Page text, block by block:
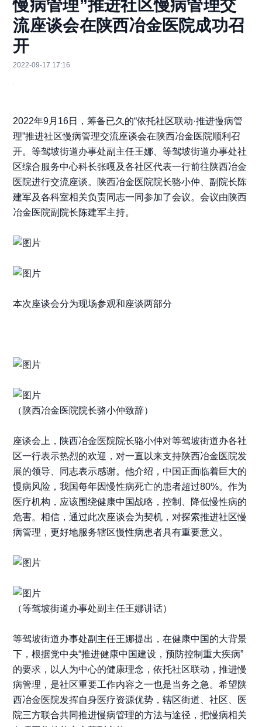
慢病管理”推进社区慢病管理交
流座谈会在陕西冶金医院成功召
开
2022-09-17 17:16
2022年9月16日，筹备已久的“依托社区联动·推进慢病管
理”推进社区慢病管理交流座谈会在陕西冶金医院顺利召
开。等驾坡街道办事处副主任王娜、等驾坡街道办事处社
区综合服务中心科长张嘎及各社区代表一行前往陕西冶金
医院进行交流座谈。陕西冶金医院院长骆小仲、副院长陈
建军及各科室相关负责同志一同参加了会议。会议由陕西
冶金医院副院长陈建军主持。
本次座谈会分为现场参观和座谈两部分
（陕西冶金医院院长骆小仲致辞）
座谈会上，陕西冶金医院院长骆小仲对等驾坡街道办各社
区一行表示热烈的欢迎，对一直以来支持陕西冶金医院发
展的领导、同志表示感谢。他介绍，中国正面临着巨大的
慢病风险，我国每年因慢性病死亡的患者超过80%。作为
医疗机构，应该围绕健康中国战略，控制、降低慢性病的
危害。相信，通过此次座谈会为契机，对探索推进社区慢
病管理，更好地服务辖区慢性病患者具有重要意义。
（等驾坡街道办事处副主任王娜讲话）
等驾坡街道办事处副主任王娜提出，在健康中国的大背景
下，根据党中央“推进健康中国建设，预防控制重大疾病”
的要求，以人为中心的健康理念，依托社区联动，推进慢
病管理，是社区重要工作内容之一也是当务之急。希望陕
西冶金医院发挥自身医疗资源优势，辖区街道、社区、医
院三方联合共同推进慢病管理的方法与途径，把慢病相关